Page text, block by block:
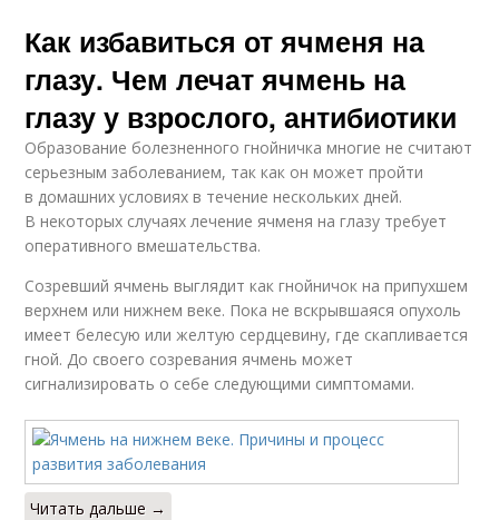
Как избавиться от ячменя на
глазу. Чем лечат ячмень на
глазу у взрослого, антибиотики
Образование болезненного гнойничка многие не считают
серьезным заболеванием, так как он может пройти
в домашних условиях в течение нескольких дней.
В некоторых случаях лечение ячменя на глазу требует
оперативного вмешательства.
Созревший ячмень выглядит как гнойничок на припухшем
верхнем или нижнем веке. Пока не вскрывшаяся опухоль
имеет белесую или желтую сердцевину, где скапливается
гной. До своего созревания ячмень может
сигнализировать о себе следующими симптомами.
Читать дальше →